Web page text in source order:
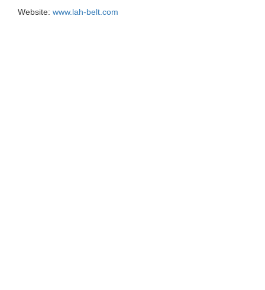
Website: www.lah-belt.com